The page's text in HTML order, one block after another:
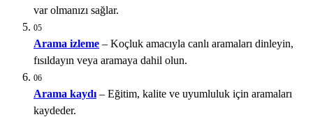
var olmanızı sağlar.
05
Arama izleme – Koçluk amacıyla canlı aramaları dinleyin,
fısıldayın veya aramaya dahil olun.
06
Arama kaydı – Eğitim, kalite ve uyumluluk için aramaları
kaydeder.